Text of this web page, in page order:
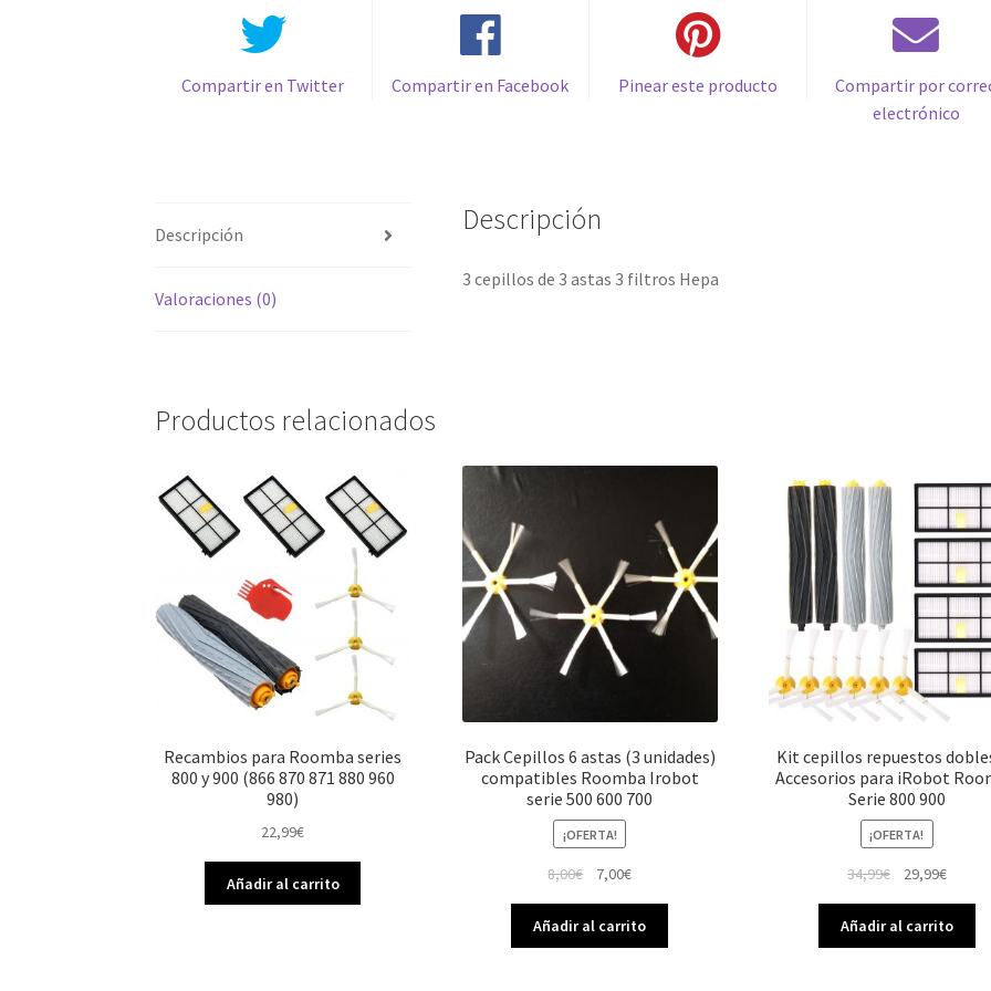
700
Compartir en Twitter Compartir en Facebook Pinear este producto
Compartir por
electrónico
Descripción
Valoraciones (0)
Descripción
3 cepillos de 3 astas 3 filtros Hepa
Productos relacionados
Recambios para Roomba series
800 y 900 (866 870 871 880 960
980)
22,99€
Añadir al carrito
Pack Cepillos 6 astas (3 unidades)
compatibles Roomba Irobot
serie 500 600 700
¡OFERTA!
8,00€
original
era:
7,00€El
actual
es:
Añadir al carrito
Kit cepillos repuestos
Accesorios para iRobot
Serie 800 900
¡OFERTA!
34,99€
original
era:
29,99€El
actual
es:
Añadir al carrito